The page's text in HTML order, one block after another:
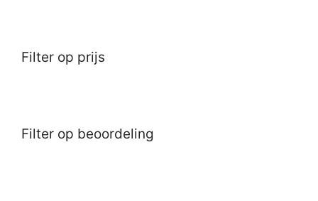
Filter op prijs
Filter op beoordeling